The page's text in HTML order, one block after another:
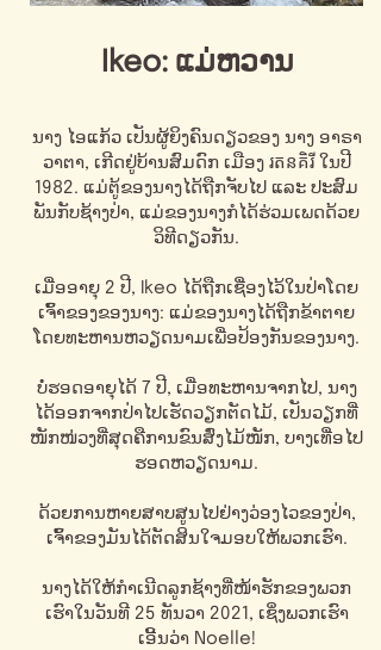
Ikeo: ແມ່ຫວານ
ນາງ ໄອແກ້ວ ເປັນຜູ້ຍິງຄົນດຽວຂອງ ນາງ ອາຣາ
ວາຕາ, ເກີດຢູ່ບ້ານສົມດົກ ເມືອງ រតនគិរី ໃນປີ
1982. ແມ່ຕູ້ຂອງນາງໄດ້ຖືກຈັບໄປ ແລະ ປະສົມ
ພັນກັບຊ້າງປ່າ, ແມ່ຂອງນາງກໍໄດ້ຮ່ວມເພດດ້ວຍ
ວິທີດຽວກັນ.
ເມື່ອອາຍຸ 2 ປີ, Ikeo ໄດ້ຖືກເຊື່ອງໄວ້ໃນປ່າໂດຍ
ເຈົ້າຂອງຂອງນາງ: ແມ່ຂອງນາງໄດ້ຖືກຂ້າຕາຍ
ໂດຍທະຫານຫວຽດນາມເພື່ອປ້ອງກັນຂອງນາງ.
ບໍ່ຮອດອາຍຸໄດ້ 7 ປີ, ເມື່ອທະຫານຈາກໄປ, ນາງ
ໄດ້ອອກຈາກປ່າໄປເຮັດວຽກຕັດໄມ້, ເປັນວຽກທີ່
ໜັກໜ່ວງທີ່ສຸດຄືການຂົນສົ່ງໄມ້ໜັກ, ບາງເທື່ອໄປ
ຮອດຫວຽດນາມ.
ດ້ວຍ​ການ​ຫາຍ​ສາບ​ສູນ​ໄປ​ຢ່າງ​ວ່ອງ​ໄວ​ຂອງ​ປ່າ,
ເຈົ້າ​ຂອງ​ມັນ​ໄດ້​ຕັດ​ສິນ​ໃຈ​ມອບ​ໃຫ້​ພວກ​ເຮົາ.
ນາງໄດ້ໃຫ້ກຳເນີດລູກຊ້າງທີ່ໜ້າຮັກຂອງພວກ
ເຮົາໃນວັນທີ 25 ທັນວາ 2021, ເຊິ່ງພວກເຮົາ
ເອີ້ນວ່າ Noelle!